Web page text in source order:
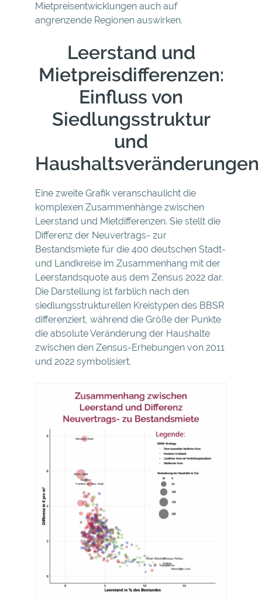
Mietpreisentwicklungen auch auf
angrenzende Regionen auswirken.
Leerstand und
Mietpreisdifferenzen:
Einfluss von
Siedlungsstruktur
und
Haushaltsveränderungen
Eine zweite Grafik veranschaulicht die
komplexen Zusammenhänge zwischen
Leerstand und Mietdifferenzen. Sie stellt die
Differenz der Neuvertrags- zur
Bestandsmiete für die 400 deutschen Stadt-
und Landkreise im Zusammenhang mit der
Leerstandsquote aus dem Zensus 2022 dar.
Die Darstellung ist farblich nach den
siedlungsstrukturellen Kreistypen des BBSR
differenziert, während die Größe der Punkte
die absolute Veränderung der Haushalte
zwischen den Zensus-Erhebungen von 2011
und 2022 symbolisiert.